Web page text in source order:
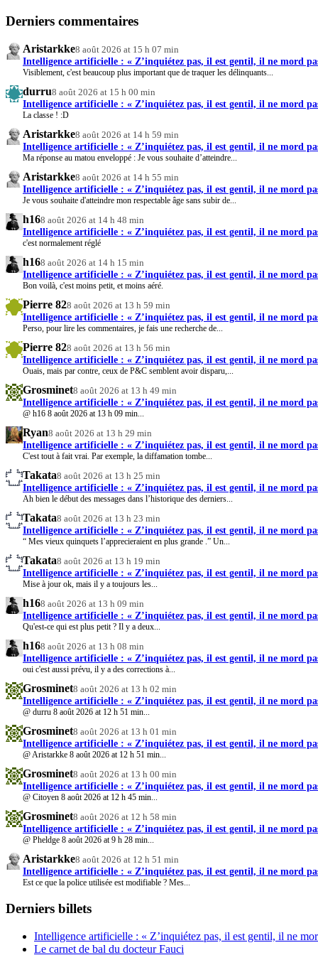
Derniers commentaires
Aristarkke8 août 2026 at 15 h 07 min
Intelligence artificielle : « Z’inquiétez pas, il est gentil, il ne mord
Visiblement, c'est beaucoup plus important que de traquer les délinquants...
durru8 août 2026 at 15 h 00 min
Intelligence artificielle : « Z’inquiétez pas, il est gentil, il ne mord
La classe ! :D
Aristarkke8 août 2026 at 14 h 59 min
Intelligence artificielle : « Z’inquiétez pas, il est gentil, il ne mord
Ma réponse au matou enveloppé : Je vous souhaite d’atteindre...
Aristarkke8 août 2026 at 14 h 55 min
Intelligence artificielle : « Z’inquiétez pas, il est gentil, il ne mord
Je vous souhaite d'atteindre mon respectable âge sans subir de...
h168 août 2026 at 14 h 48 min
Intelligence artificielle : « Z’inquiétez pas, il est gentil, il ne mord
c'est normalement réglé
h168 août 2026 at 14 h 15 min
Intelligence artificielle : « Z’inquiétez pas, il est gentil, il ne mord
Bon voilà, c'est moins petit, et moins aéré.
Pierre 828 août 2026 at 13 h 59 min
Intelligence artificielle : « Z’inquiétez pas, il est gentil, il ne mord
Perso, pour lire les commentaires, je fais une recherche de...
Pierre 828 août 2026 at 13 h 56 min
Intelligence artificielle : « Z’inquiétez pas, il est gentil, il ne mord
Ouais, mais par contre, ceux de P&C semblent avoir disparu,...
Grosminet8 août 2026 at 13 h 49 min
Intelligence artificielle : « Z’inquiétez pas, il est gentil, il ne mord
@ h16 8 août 2026 at 13 h 09 min...
Ryan8 août 2026 at 13 h 29 min
Intelligence artificielle : « Z’inquiétez pas, il est gentil, il ne mord
C'est tout à fait vrai. Par exemple, la diffamation tombe...
Takata8 août 2026 at 13 h 25 min
Intelligence artificielle : « Z’inquiétez pas, il est gentil, il ne mord
Ah bien le début des messages dans l’historique des derniers...
Takata8 août 2026 at 13 h 23 min
Intelligence artificielle : « Z’inquiétez pas, il est gentil, il ne mord
“ Mes vieux quinquets l’apprecieraient en plus grande .” Un...
Takata8 août 2026 at 13 h 19 min
Intelligence artificielle : « Z’inquiétez pas, il est gentil, il ne mord
Mise à jour ok, mais il y a toujours les...
h168 août 2026 at 13 h 09 min
Intelligence artificielle : « Z’inquiétez pas, il est gentil, il ne mord
Qu'est-ce qui est plus petit ? Il y a deux...
h168 août 2026 at 13 h 08 min
Intelligence artificielle : « Z’inquiétez pas, il est gentil, il ne mord
oui c'est aussi prévu, il y a des corrections à...
Grosminet8 août 2026 at 13 h 02 min
Intelligence artificielle : « Z’inquiétez pas, il est gentil, il ne mord
@ durru 8 août 2026 at 12 h 51 min...
Grosminet8 août 2026 at 13 h 01 min
Intelligence artificielle : « Z’inquiétez pas, il est gentil, il ne mord
@ Aristarkke 8 août 2026 at 12 h 51 min...
Grosminet8 août 2026 at 13 h 00 min
Intelligence artificielle : « Z’inquiétez pas, il est gentil, il ne mord
@ Citoyen 8 août 2026 at 12 h 45 min...
Grosminet8 août 2026 at 12 h 58 min
Intelligence artificielle : « Z’inquiétez pas, il est gentil, il ne mord
@ Pheldge 8 août 2026 at 9 h 28 min...
Aristarkke8 août 2026 at 12 h 51 min
Intelligence artificielle : « Z’inquiétez pas, il est gentil, il ne mord
Est ce que la police utilisée est modifiable ? Mes...
Derniers billets
Intelligence artificielle : « Z’inquiétez pas, il est gentil, il ne
Le carnet de bal du docteur Fauci